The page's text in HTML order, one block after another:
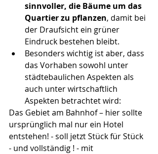
sinnvoller, die Bäume um das
Quartier zu pflanzen, damit bei
der Draufsicht ein grüner
Eindruck bestehen bleibt.
Besonders wichtig ist aber, dass
das Vorhaben sowohl unter
städtebaulichen Aspekten als
auch unter wirtschaftlich
Aspekten betrachtet wird:
Das Gebiet am Bahnhof – hier sollte
ursprünglich mal nur ein Hotel
entstehen! - soll jetzt Stück für Stück
- und vollständig ! - mit